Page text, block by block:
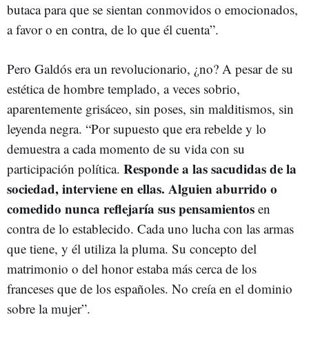
butaca para que se sientan conmovidos o emocionados,
a favor o en contra, de lo que él cuenta”.
Pero Galdós era un revolucionario, ¿no? A pesar de su
estética de hombre templado, a veces sobrio,
aparentemente grisáceo, sin poses, sin malditismos, sin
leyenda negra. “Por supuesto que era rebelde y lo
demuestra a cada momento de su vida con su
participación política. Responde a las sacudidas de la
sociedad, interviene en ellas. Alguien aburrido o
comedido nunca reflejaría sus pensamientos en
contra de lo establecido. Cada uno lucha con las armas
que tiene, y él utiliza la pluma. Su concepto del
matrimonio o del honor estaba más cerca de los
franceses que de los españoles. No creía en el dominio
sobre la mujer”.